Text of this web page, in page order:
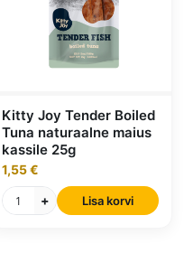
Kitty Joy Tender Boiled
Tuna naturaalne maius
kassile 25g
1,55 €
+
Lisa korvi